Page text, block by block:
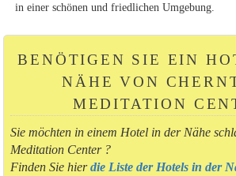
in einer schönen und friedlichen Umgebung.
BENÖTIGEN SIE EIN
NÄHE VON
MEDITATION
Sie möchten in einem Hotel in der Nähe
Meditation Center ?
Finden Sie hierdie Liste der Hotels in der